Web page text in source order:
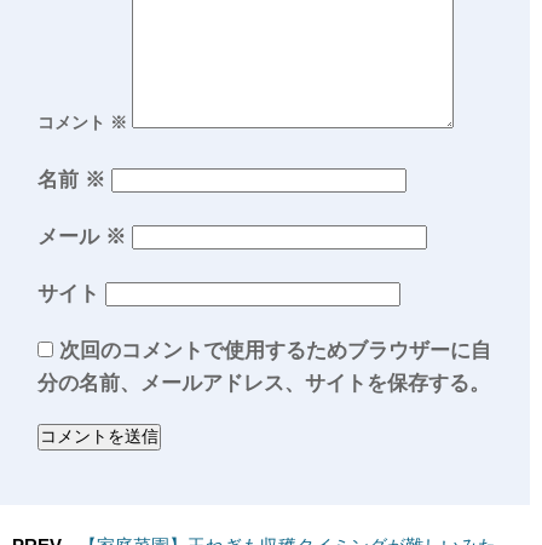
コメント ※
名前 ※
メール ※
サイト
次回のコメントで使用するためブラウザーに自
分の名前、メールアドレス、サイトを保存する。